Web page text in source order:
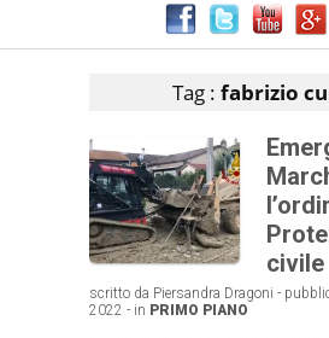
Tag : fabrizio
civile
scritto da Piersandra Dragoni -
2022 - in PRIMO PIANO